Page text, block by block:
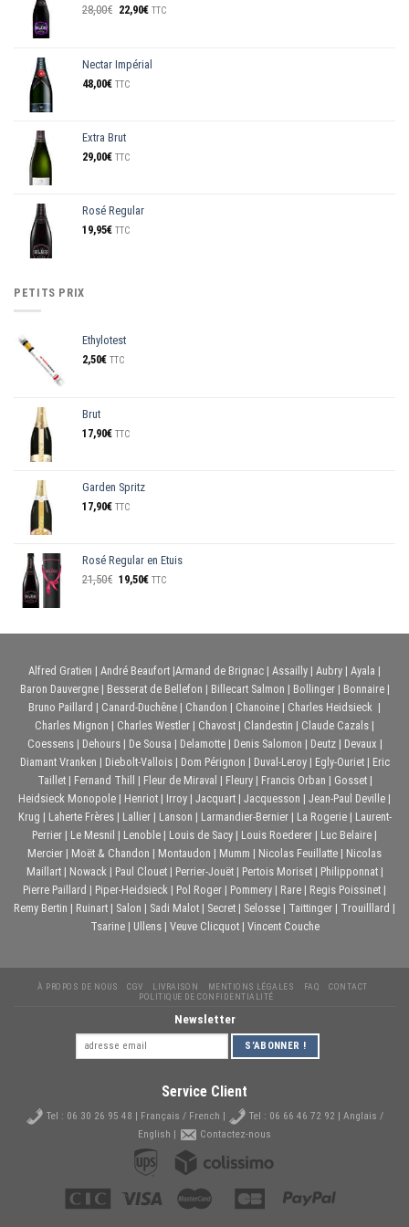
28,00€ Le
28,00€.
22,90€Le
22,90€.
TTC
Nectar Impérial
48,00€ TTC
Extra Brut
29,00€ TTC
Rosé Regular
19,95€ TTC
PETITS PRIX
Ethylotest
2,50€ TTC
Brut
17,90€ TTC
Garden Spritz
17,90€ TTC
Rosé Regular en Etuis
21,50€ Le
21,50€.
19,50€Le
19,50€.
TTC
Alfred Gratien | André Beaufort |Armand de Brignac | Assailly | Aubry | Ayala |
Baron Dauvergne| Besserat de Bellefon | Billecart Salmon | Bollinger| Bonnaire|
Bruno Paillard | Canard-Duchêne | Chandon | Chanoine | Charles Heidsieck |
Charles Mignon | Charles Westler | Chavost | Clandestin | Claude Cazals |
Coessens| Dehours| De Sousa | Delamotte| Denis Salomon | Deutz| Devaux |
Diamant Vranken | Diebolt-Vallois| Dom Pérignon | Duval-Leroy| Egly-Ouriet| Eric
Taillet| Fernand Thill | Fleur de Miraval | Fleury| Francis Orban | Gosset|
Heidsieck Monopole | Henriot | Irroy | Jacquart | Jacquesson | Jean-Paul Deville |
Krug | Laherte Frères| Lallier| Lanson | Larmandier-Bernier| La Rogerie| Laurent-
Perrier | Le Mesnil | Lenoble | Louis de Sacy | Louis Roederer | Luc Belaire |
Mercier | Moët & Chandon | Montaudon | Mumm | Nicolas Feuillatte | Nicolas
Maillart| Nowack | Paul Clouet| Perrier-Jouët| Pertois Moriset| Philipponnat|
Pierre Paillard | Piper-Heidsieck | Pol Roger | Pommery | Rare | Regis Poissinet |
Remy Bertin | Ruinart | Salon | Sadi Malot | Secret | Selosse | Taittinger | Trouilllard |
Tsarine| Ullens| Veuve Clicquot| Vincent Couche
À PROPOS DE NOUS CGV LIVRAISON MENTIONS LÉGALES FAQ
CONTACT
POLITIQUE DE CONFIDENTIALITÉ
Newsletter
Service Client
Tel : 06 30 26 95 48 | Français / French | Tel : 06 66 46 72 92 | Anglais /
English |
Contactez-nous